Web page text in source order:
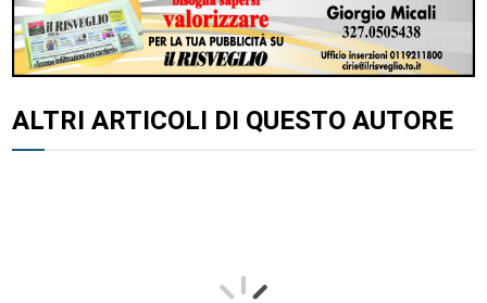
ALTRI ARTICOLI DI QUESTO AUTORE